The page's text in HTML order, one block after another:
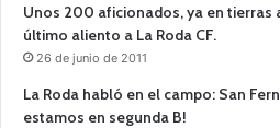
Unos 200 aficionados, ya en tierras
último aliento a La Roda CF.
26 de junio de 2011
La Roda habló en el campo: San
estamos en segunda B!